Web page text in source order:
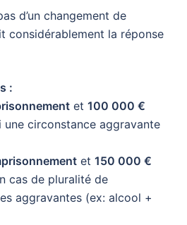
d’un changement de
considérablement la réponse
:
et 100 000 €
une circonstance aggravante
et 150 000 €
cas de pluralité de
aggravantes (ex: alcool +